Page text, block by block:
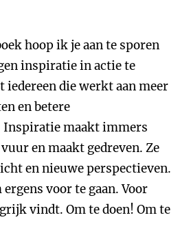
hoop ik je aan te sporen
inspiratie in actie te
iedereen die werkt aan meer
en betere
maakt immers
en maakt gedreven. Ze
en nieuwe perspectieven.
voor te gaan. Voor
vindt. Om te doen! Om te